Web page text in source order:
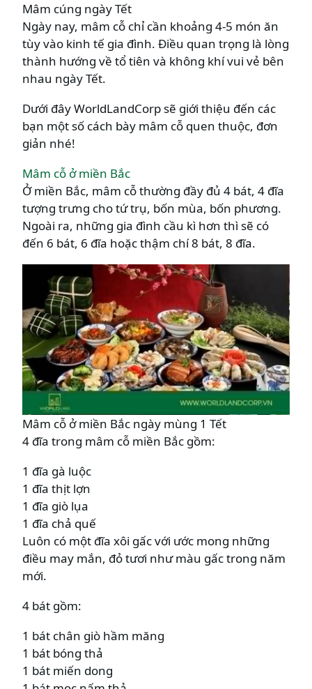
Mâm cúng ngày Tết
Ngày nay, mâm cỗ chỉ cần khoảng 4-5 món ăn
tùy vào kinh tế gia đình. Điều quan trọng là lòng
thành hướng về tổ tiên và không khí vui vẻ bên
nhau ngày Tết.
Dưới đây WorldLandCorp sẽ giới thiệu đến các
bạn một số cách bày mâm cỗ quen thuộc, đơn
giản nhé!
Mâm cỗ ở miền Bắc
Ở miền Bắc, mâm cỗ thường đầy đủ 4 bát, 4 đĩa
tượng trưng cho tứ trụ, bốn mùa, bốn phương.
Ngoài ra, những gia đình cầu kì hơn thì sẽ có
đến 6 bát, 6 đĩa hoặc thậm chí 8 bát, 8 đĩa.
Mâm cỗ ở miền Bắc ngày mùng 1 Tết
4 đĩa trong mâm cỗ miền Bắc gồm:
1 đĩa gà luộc
1 đĩa thịt lợn
1 đĩa giò lụa
1 đĩa chả quế
Luôn có một đĩa xôi gấc với ước mong những
điều may mắn, đỏ tươi như màu gấc trong năm
mới.
4 bát gồm:
1 bát chân giò hầm măng
1 bát bóng thả
1 bát miến dong